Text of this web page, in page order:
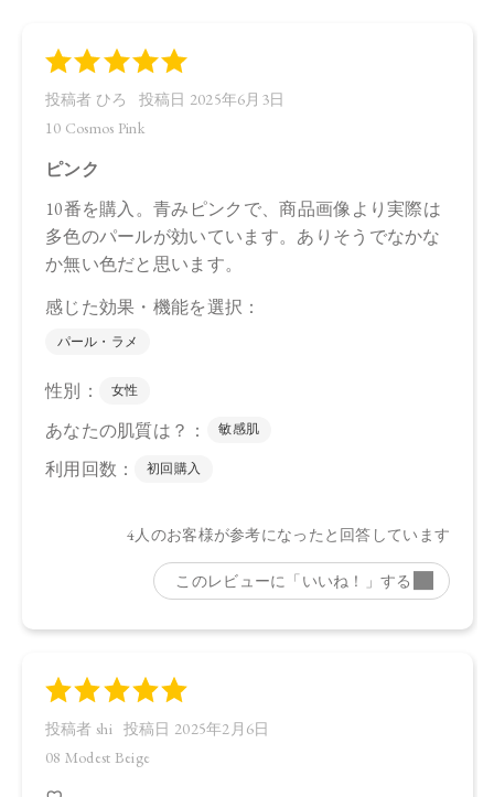
ラウロイルリシン、シリカ、スクワラン、トリ（カプリル酸
／カプリン酸）グリセリル、ダイマージリノール酸ジ（イソ
ステアリル／フィトステリル）、タルク、イソステアリン酸
コフェロール、アルガニアスピノサ核油、オプンチアフィク
スインジカ種子油、ホホバ種子油、ローズマリー葉油、アン
ズ核油、オリーブ果実油、カニナバラ果実油、ヒマワリ種子
油、マイカ、グンジョウ、酸化チタン、酸化鉄
・10
マージリノール酸ジ（イソステアリル／フィトステリル）、
シリカ、ダイマージリノール酸ダイマージリノレイルビス
（ベヘニル／イソステアリル／フィトステリル）、カルナウ
バロウ、トコフェロール、アルガニアスピノサ核油、オプン
ローズマリー葉油、アンズ核油、オリーブ果実油、カニナバ
タルク、ラウロイルリシン、シリカ、スクワラン、トリ（カ
プリル酸／カプリン酸）グリセリル、ダイマージリノール酸
水添ヒマシ油、ジステアリン酸Al、セタノール、トコフェロ
ール、水酸化Al、アルガニアスピノサ核油、オプンチアフィ
クスインジカ種子油、ホホバ種子油、ローズマリー葉油、ア
ンズ核油、オリーブ果実油、カニナバラ果実油、ヒマワリ種